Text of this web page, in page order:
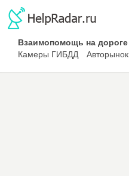
Взаимопомощь на дороге
Камеры ГИБДД
Авторынок